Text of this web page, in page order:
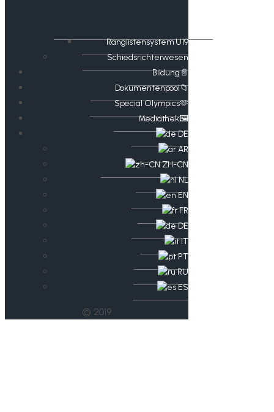
Ranglistensystem U19
Schiedsrichterwesen
Bildung📄
Dokumentenpool📁
​​Special Olympics🫶
Mediathek🖼️​
DE
AR
ZH-CN
NL
EN
FR
DE
IT
PT
RU
ES
© 2019